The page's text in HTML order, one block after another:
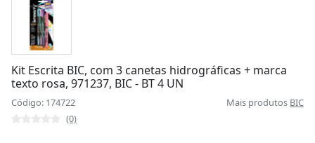
Kit Escrita BIC, com 3 canetas hidrográficas + marca
texto rosa, 971237, BIC - BT 4 UN
Código: 174722 Mais produtos BIC
(0)